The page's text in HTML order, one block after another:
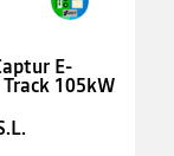
E-
105kW